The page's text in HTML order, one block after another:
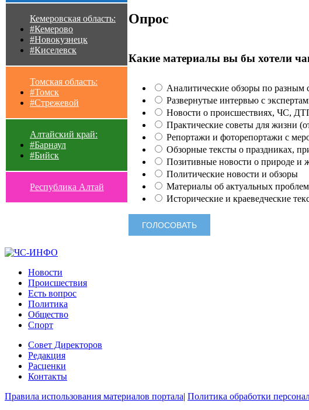
Кемеровская область:
#Кемерово
#Новокузнецк
#Киселевск
Томская область:
#Томск
#Стрежевой
Алтайский край:
#Барнаул
#Бийск
Республика Алтай
Опрос
Какие материалы вы бы хотели
Аналитические обзоры по разным
Развернутые интервью с
Новости о происшествиях, ЧС,
Практические советы для жизни
Репортажи и фоторепортажи с
Обзорные тексты о праздниках,
Позитивные новости о природе и
Политические новости и обзоры
Материалы об актуальных
Исторические и краеведческие
Новости
Происшествия
Есть вопрос
Политика
Общество
Спорт
Совет Директоров
Редакция
Расценки
Контакты
Правила использования материалов портала| Политика обработки